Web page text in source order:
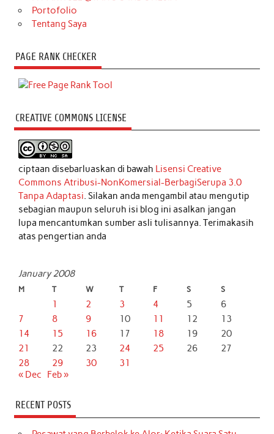
Portofolio
Tentang Saya
PAGE RANK CHECKER
CREATIVE COMMONS LICENSE
ciptaan disebarluaskan di bawah Lisensi Creative
Commons Atribusi-NonKomersial-BerbagiSerupa 3.0
Tanpa Adaptasi. Silakan anda mengambil atau mengutip
sebagian maupun seluruh isi blog ini asalkan jangan
lupa mencantumkan sumber asli tulisannya. Terimakasih
atas pengertian anda
January 2008
M T W T F S S
1 2 3 4 5
6
7
8 9 10 11 12
13
14
15 16 17 18 19
20
21
22 23 24 25 26
27
28
29 30
31
« Dec
Feb »
RECENT POSTS